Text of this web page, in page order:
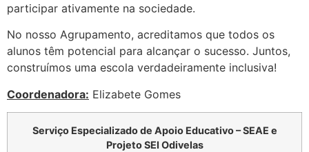
participar ativamente na sociedade.
No nosso Agrupamento, acreditamos que todos os
alunos têm potencial para alcançar o sucesso. Juntos,
construímos uma escola verdadeiramente inclusiva!
Coordenadora: Elizabete Gomes
Serviço Especializado de Apoio Educativo – SEAE e
Projeto SEI Odivelas